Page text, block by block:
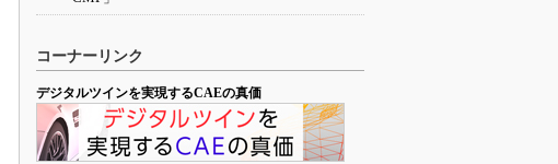
コーナーリンク
デジタルツインを実現するCAEの真価